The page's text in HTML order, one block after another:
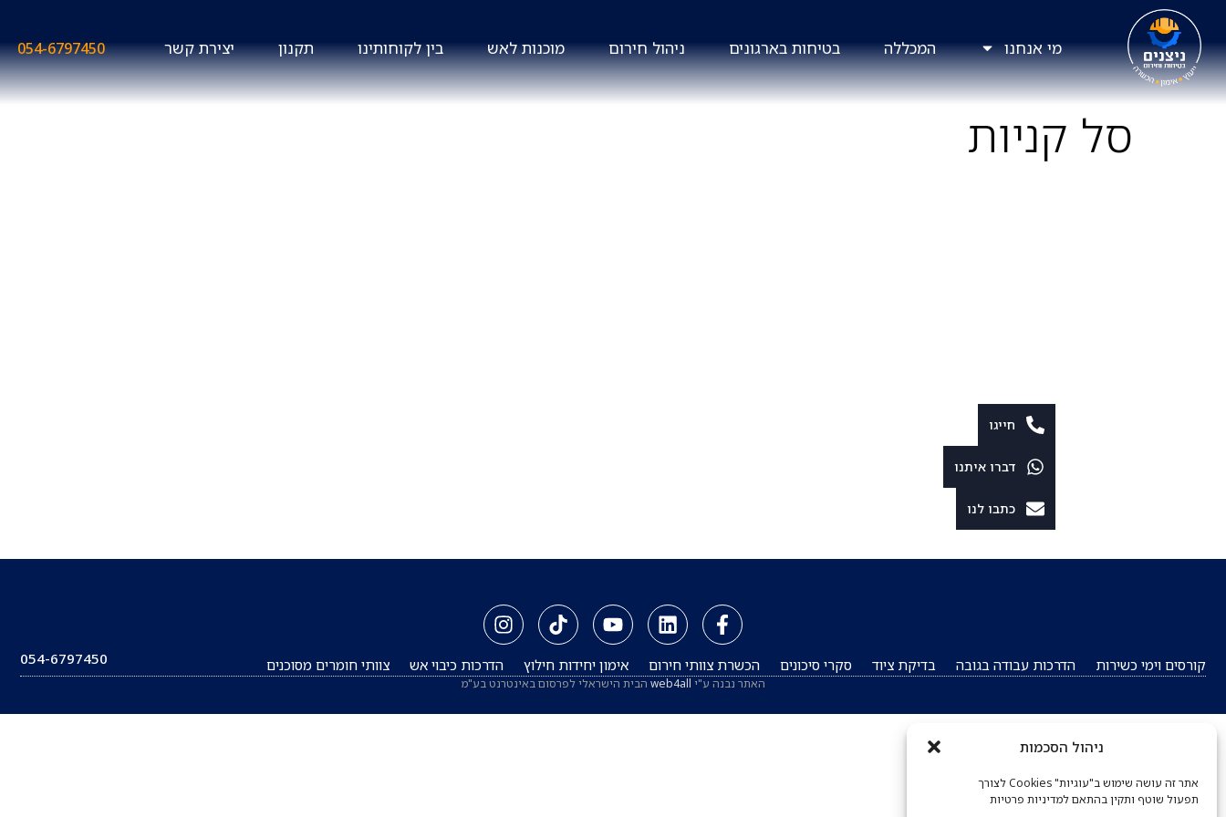
ניהול הסכמות
אתר זה עושה שימוש ב"עוגיות" Cookies לצורך
תפעול שוטף ותקין בהתאם למדיניות פרטיות
מי אנחנו המכללה בטיחות בארגונים ניהול חירום מוכנות לאש בין לקוחותינו תקנון יצירת קשר 054-6797450
סל קניות
קורסים וימי כשירות הדרכות עבודה בגובה בדיקת ציוד סקרי סיכונים הכשרת צוותי חירום אימון יחידות חילוץ הדרכות כיבוי אש צוותי חומרים מסוכנים 054-6797450
האתר נבנה ע"י web4all הבית הישראלי לפרסום באינטרנט בע"מ
חייגו
דברו איתנו
כתבו לנו